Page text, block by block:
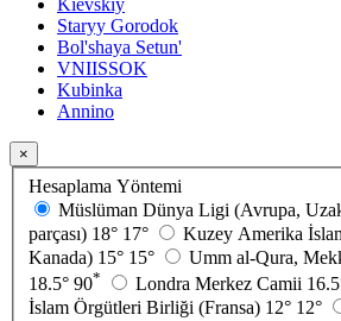
Kievskiy
Staryy Gorodok
Bol'shaya Setun'
VNIISSOK
Kubinka
Annino
×
Hesaplama Yöntemi
Müslüman Dünya Ligi (Avrupa,
parçası) 18° 17°
Kuzey Amerika
Kanada) 15° 15°
Umm al-Qura,
18.5° 90* Londra Merkez Camii
İslam Örgütleri Birliği (Fransa) 12° 12°